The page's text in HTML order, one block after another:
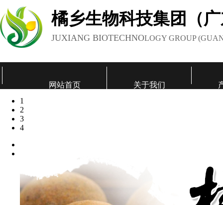
橘乡生物科技集团（
JUXIANG BIOTECHNOLOGY GROUP
网站首页 关于我们
1
2
3
4